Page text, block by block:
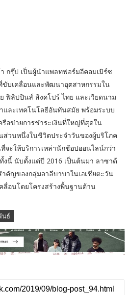
กรุ๊ป เป็นผู้นำแพลทฟอร์มอีคอมเมิร์ซ
ขับเคลื่อนและพัฒนาอุตสาหกรรมใน
ฟิลิปปินส์ สิงคโปร์ ไทย และเวียดนาม
และเทคโนโลยีอันทันสมัย พร้อมระบบ
อข่ายการชำระเงินที่ใหญ่ที่สุดใน
ส่วนหนึ่งในชีวิตประจำวันของผู้บริโภค
ะให้บริการเหล่านักช้อปออนไลน์กว่า
งนี้ นับตั้งแต่ปี 2016 เป็นต้นมา ลาซาด้
คัญของกลุ่มอาลีบาบาในเอเชียตะวัน
ลื่อนโดยโครงสร้างพื้นฐานด้าน
นธ์